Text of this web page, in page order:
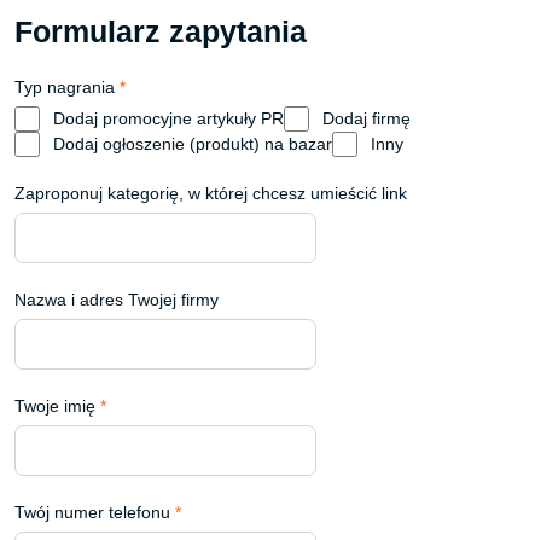
Formularz zapytania
Typ nagrania *
Dodaj promocyjne artykuły PR
Dodaj firmę
Dodaj ogłoszenie (produkt) na bazar
Inny
Zaproponuj kategorię, w której chcesz umieścić link
Nazwa i adres Twojej firmy
Twoje imię *
Twój numer telefonu *